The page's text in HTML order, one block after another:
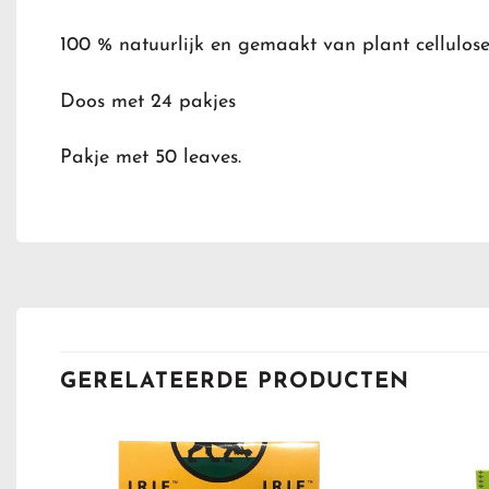
100 % natuurlijk en gemaakt van plant
Doos met 24 pakjes
Pakje met 50 leaves.
GERELATEERDE PRODUCTEN